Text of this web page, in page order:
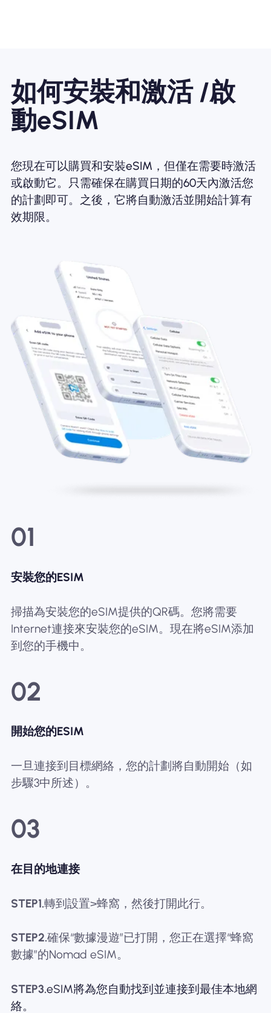
如何安裝和激活 /啟
動eSIM
您現在可以購買和安裝eSIM，但僅在需要時激活
或啟動它。只需確保在購買日期的60天內激活您
的計劃即可。之後，它將自動激活並開始計算有
效期限。
01
安裝您的ESIM
掃描為安裝您的eSIM提供的QR碼。您將需要
Internet連接來安裝您的eSIM。現在將eSIM添加
到您的手機中。
02
開始您的ESIM
一旦連接到目標網絡，您的計劃將自動開始（如
步驟3中所述）。
03
在目的地連接
STEP1.轉到設置>蜂窩，然後打開此行。
STEP2.確保“數據漫遊”已打開，您正在選擇“蜂窩
數據”的Nomad eSIM。
STEP3.eSIM將為您自動找到並連接到最佳本地網
絡。